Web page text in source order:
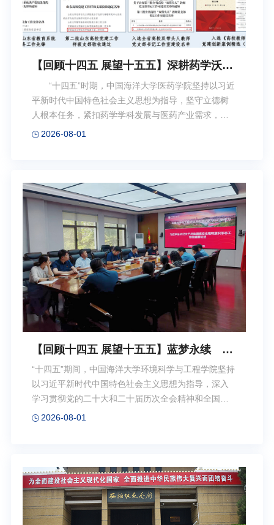
【回顾十四五 展望十五五】深耕药学沃土
书写五年华章——医药学院“十四五”高质
量发展纪实
“十四五”时期，中国海洋大学医药学院坚持以习近
平新时代中国特色社会主义思想为指导，坚守立德树
人根本任务，紧扣药学学科发展与医药产业需求，凝
心聚力、实干笃行，圆满完成规划目标任务，在人才
进篇章。一、坚持党建领航，凝聚事业发展合力
坚持和加强党的全面领导，建立健全集体领导、党政
分工、协调运行的工作机制。构建“三阶联动”学习模
式，强化理论武装。学院党委获评山东省高校党组织
书记抓基层党建突破项目成果、在青高校基层党建创
新成果、全省高校“精品党课”二等奖等荣誉，...
2026-08-01
【回顾十四五 展望十五五】蓝梦永续 求
是笃行——环境科学与工程学院“十四
五”高质量发展纪实
“十四五”期间，中国海洋大学环境科学与工程学院坚持
以习近平新时代中国特色社会主义思想为指导，深入
学习贯彻党的二十大和二十届历次全会精神和全国教
育大会精神，全面落实习近平总书记给学校全体师生
引育、科研创新、社会服务、国际合作等方面取得显
著进步，实现学科整体实力稳步提升，为国家生态文
明建设与海洋事业发展提供了有力支撑。学院党委理
论学习中心组开展学习党建引领：凝心聚力固根本 笃
2026-08-01